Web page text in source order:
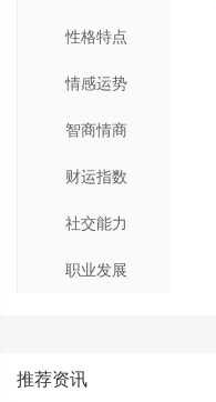
性格特点
情感运势
智商情商
财运指数
社交能力
职业发展
推荐资讯